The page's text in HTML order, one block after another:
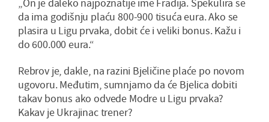
da ima godišnju plaću 800-900 tisuća eura. Ako se
plasira u Ligu prvaka, dobit će i veliki bonus. Kažu i
do 600.000 eura.“
Rebrov je, dakle, na razini Bjeličine plaće po novom
ugovoru. Međutim, sumnjamo da će Bjelica dobiti
takav bonus ako odvede Modre u Ligu prvaka?
Kakav je Ukrajinac trener?